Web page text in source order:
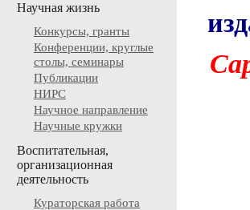
Научная жизнь
Конкурсы, гранты
Конференции, круглые
столы, семинары
Публикации
НИРС
Научное направление
Научные кружки
Воспитательная,
организационная
деятельность
Кураторская работа